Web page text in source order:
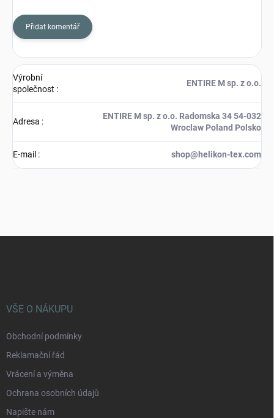
Přidat komentář
Výrobní
společnost :
ENTIRE M sp. z o.o.
Adresa :
ENTIRE M sp. z o.o. Radomska 34 54-032
Wroclaw Poland Polsko
E-mail : shop@helikon-tex.com
VŠE O NÁKUPU
Obchodní podmínky
Reklamační řád
Vrácení a výměna
Ochrana osobních údajů
Napište nám